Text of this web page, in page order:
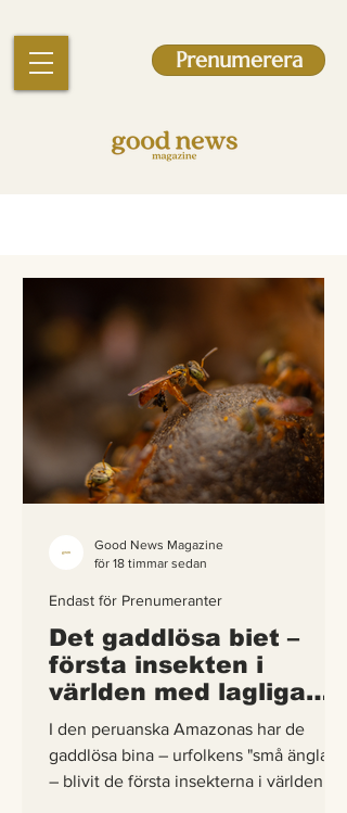
Prenumerera
Det gaddlösa biet –
första insekten i
världen med lagliga
rättigheter
I den peruanska Amazonas har de
gaddlösa bina – urfolkens "små änglar"
– blivit de första insekterna i världen att
Endast för Prenumeranter
Good News Magazine
för 18 timmar sedan